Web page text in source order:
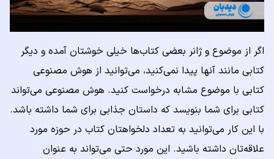
اگر از موضوع و ژانر بعضی کتاب‌ها خیلی خوشتان آمده و دیگر
کتابی مانند آنها پیدا نمی‌کنید، می‌توانید از هوش مصنوعی
کتابی با موضوع مشابه درخواست کنید. هوش مصنوعی می‌تواند
کتابی برای شما بنویسد که داستان جذابی برای شما داشته باشد.
با این کار می‌توانید به تعداد دلخواهتان کتاب در حوزه مورد
علاقه‌تان داشته باشید. این مورد حتی می‌تواند به عنوان